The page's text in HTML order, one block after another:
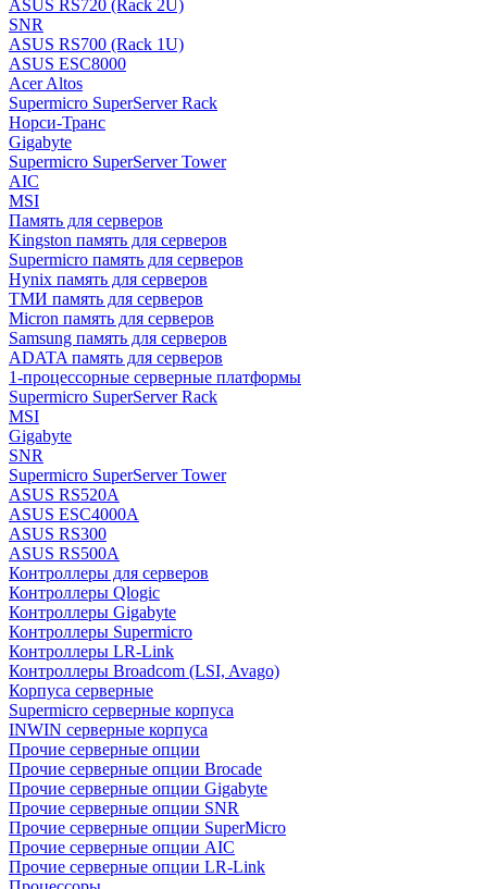
ASUS RS720 (Rack 2U)
SNR
ASUS RS700 (Rack 1U)
ASUS ESC8000
Acer Altos
Supermicro SuperServer Rack
Норси-Транс
Gigabyte
Supermicro SuperServer Tower
AIC
MSI
Память для серверов
Kingston память для серверов
Supermicro память для серверов
Hynix память для серверов
ТМИ память для серверов
Micron память для серверов
Samsung память для серверов
ADATA память для серверов
1-процессорные серверные платформы
Supermicro SuperServer Rack
MSI
Gigabyte
SNR
Supermicro SuperServer Tower
ASUS RS520A
ASUS ESC4000A
ASUS RS300
ASUS RS500A
Контроллеры для серверов
Контроллеры Qlogic
Контроллеры Gigabyte
Контроллеры Supermicro
Контроллеры LR-Link
Контроллеры Broadcom (LSI, Avago)
Корпуса серверные
Supermicro серверные корпуса
INWIN серверные корпуса
Прочие серверные опции
Прочие серверные опции Brocade
Прочие серверные опции Gigabyte
Прочие серверные опции SNR
Прочие серверные опции SuperMicro
Прочие серверные опции AIC
Прочие серверные опции LR-Link